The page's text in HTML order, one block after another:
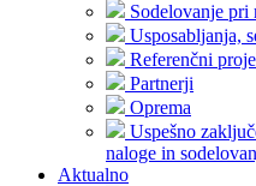
Sodelovanje pri
Usposabljanja,
Referenčni
Partnerji
Oprema
Uspešno
naloge in
Aktualno